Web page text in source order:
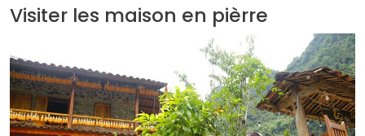
Visiter les maison en pièrre